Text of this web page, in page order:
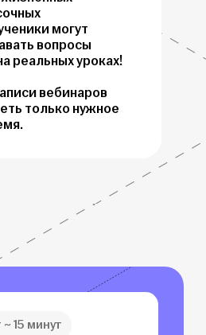
могут
вопросы
реальных уроках!
вебинаров
только нужное
15 минут